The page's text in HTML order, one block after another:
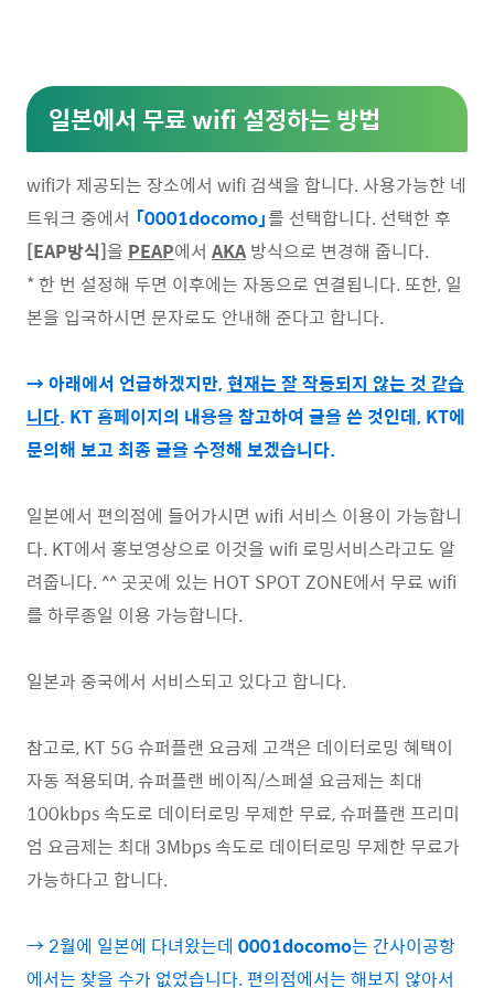
일본에서 무료 wifi 설정하는 방법
wifi가 제공되는 장소에서 wifi 검색을 합니다. 사용가능한 네
트워크 중에서 「0001docomo」를 선택합니다. 선택한 후
[EAP방식]을 PEAP에서 AKA방식으로 변경해 줍니다.
* 한 번 설정해 두면 이후에는 자동으로 연결됩니다. 또한, 일
본을 입국하시면 문자로도 안내해 준다고 합니다.
→ 아래에서 언급하겠지만, 현재는 잘 작동되지 않는 것 같습
니다. KT 홈페이지의 내용을 참고하여 글을 쓴 것인데, KT에
문의해 보고 최종 글을 수정해 보겠습니다.
일본에서 편의점에 들어가시면 wifi 서비스 이용이 가능합니
다. KT에서 홍보영상으로 이것을 wifi 로밍서비스라고도 알
려줍니다. ^^ 곳곳에 있는 HOT SPOT ZONE에서 무료 wifi
를 하루종일 이용 가능합니다.
일본과 중국에서 서비스되고 있다고 합니다.
참고로, KT 5G 슈퍼플랜 요금제 고객은 데이터로밍 혜택이
자동 적용되며, 슈퍼플랜 베이직/스페셜 요금제는 최대
100kbps 속도로 데이터로밍 무제한 무료, 슈퍼플랜 프리미
엄 요금제는 최대 3Mbps 속도로 데이터로밍 무제한 무료가
가능하다고 합니다.
→ 2월에 일본에 다녀왔는데 0001docomo는 간사이공항
에서는 찾을 수가 없었습니다. 편의점에서는 해보지 않아서